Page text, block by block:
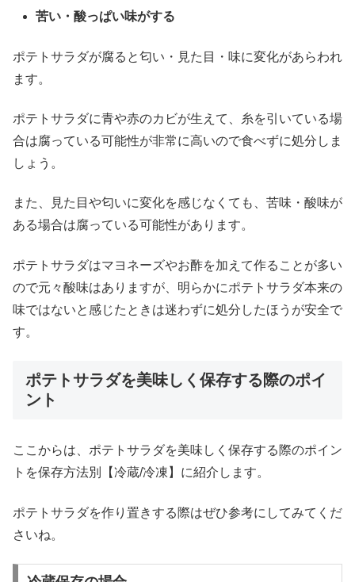
苦い・酸っぱい味がする
ポテトサラダが腐ると匂い・見た目・味に変化があらわれ
ます。
ポテトサラダに青や赤のカビが生えて、糸を引いている場
合は腐っている可能性が非常に高いので食べずに処分しま
しょう。
また、見た目や匂いに変化を感じなくても、苦味・酸味が
ある場合は腐っている可能性があります。
ポテトサラダはマヨネーズやお酢を加えて作ることが多い
ので元々酸味はありますが、明らかにポテトサラダ本来の
味ではないと感じたときは迷わずに処分したほうが安全で
す。
ポテトサラダを美味しく保存する際のポイ
ント
ここからは、ポテトサラダを美味しく保存する際のポイン
トを保存方法別【冷蔵/冷凍】に紹介します。
ポテトサラダを作り置きする際はぜひ参考にしてみてくだ
さいね。